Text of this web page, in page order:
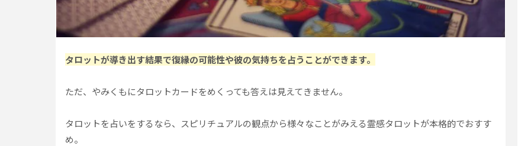
タロットが導き出す結果で復縁の可能性や彼の気持ちを占うことができます。
ただ、やみくもにタロットカードをめくっても答えは見えてきません。
タロットを占いをするなら、スピリチュアルの観点から様々なことがみえる霊感タロットが本格的でおすす
め。